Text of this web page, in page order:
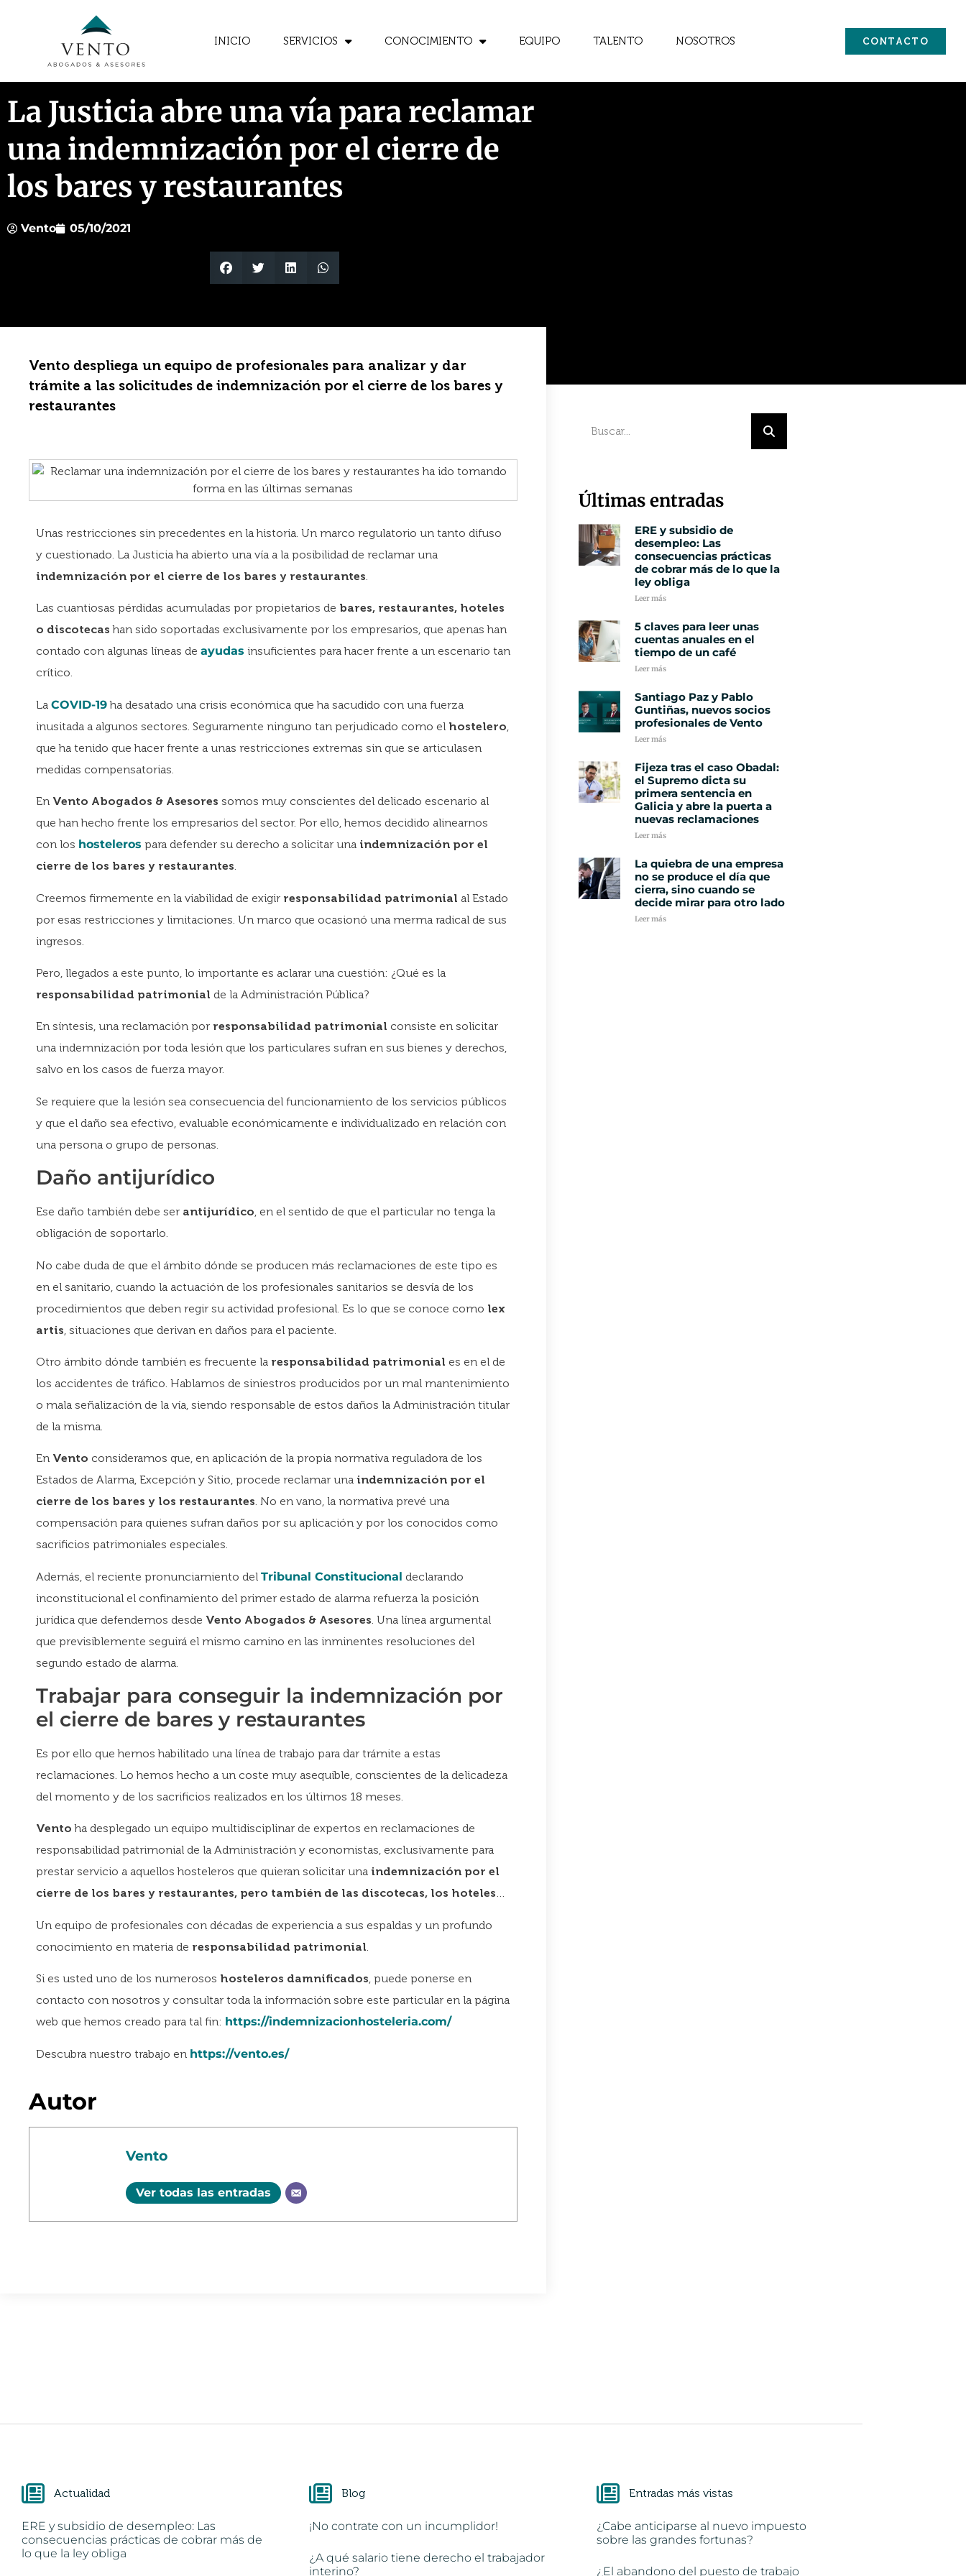
INICIO SERVICIOS CONOCIMIENTO EQUIPO TALENTO NOSOTROS CONTACTO
La Justicia abre una vía para reclamar
una indemnización por el cierre de
los bares y restaurantes
Vento 05/10/2021
Vento despliega un equipo de profesionales para analizar y dar
trámite a las solicitudes de indemnización por el cierre de los bares y
restaurantes
Unas restricciones sin precedentes en la historia. Un marco regulatorio un tanto difuso
y cuestionado. La Justicia ha abierto una vía a la posibilidad de reclamar una
indemnización por el cierre de los bares y restaurantes.
Las cuantiosas pérdidas acumuladas por propietarios de bares, restaurantes, hoteles
o discotecas han sido soportadas exclusivamente por los empresarios, que apenas han
contado con algunas líneas de ayudas insuficientes para hacer frente a un escenario tan
crítico.
La COVID-19ha desatado una crisis económica que ha sacudido con una fuerza
inusitada a algunos sectores. Seguramente ninguno tan perjudicado como el hostelero
que ha tenido que hacer frente a unas restricciones extremas sin que se articulasen
medidas compensatorias.
En Vento Abogados & Asesores somos muy conscientes del delicado escenario al
que han hecho frente los empresarios del sector. Por ello, hemos decidido alinearnos
con los hosteleros para defender su derecho a solicitar una indemnización por el
cierre de los bares y restaurantes.
Creemos firmemente en la viabilidad de exigir responsabilidad patrimonial al Estado
por esas restricciones y limitaciones. Un marco que ocasionó una merma radical de sus
ingresos.
Pero, llegados a este punto, lo importante es aclarar una cuestión: ¿Qué es la
responsabilidad patrimonial de la Administración Pública?
En síntesis, una reclamación por responsabilidad patrimonial consiste en solicitar
una indemnización por toda lesión que los particulares sufran en sus bienes y derechos,
salvo en los casos de fuerza mayor.
Se requiere que la lesión sea consecuencia del funcionamiento de los servicios públicos
y que el daño sea efectivo, evaluable económicamente e individualizado en relación con
una persona o grupo de personas.
Daño antijurídico
Ese daño también debe ser antijurídico, en el sentido de que el particular no tenga la
obligación de soportarlo.
No cabe duda de que el ámbito dónde se producen más reclamaciones de este tipo es
en el sanitario, cuando la actuación de los profesionales sanitarios se desvía de los
procedimientos que deben regir su actividad profesional. Es lo que se conoce como lex
artis , situaciones que derivan en daños para el paciente.
Otro ámbito dónde también es frecuente la responsabilidad patrimonial es en el de
los accidentes de tráfico. Hablamos de siniestros producidos por un mal mantenimiento
o mala señalización de la vía, siendo responsable de estos daños la Administración titular
de la misma.
En Vento consideramos que, en aplicación de la propia normativa reguladora de los
Estados de Alarma, Excepción y Sitio, procede reclamar una indemnización por el
cierre de los bares y los restaurantes. No en vano, la normativa prevé una
compensación para quienes sufran daños por su aplicación y por los conocidos como
sacrificios patrimoniales especiales.
Además, el reciente pronunciamiento del Tribunal Constitucional declarando
inconstitucional el confinamiento del primer estado de alarma refuerza la posición
jurídica que defendemos desde Vento Abogados & Asesores . Una línea argumental
que previsiblemente seguirá el mismo camino en las inminentes resoluciones del
segundo estado de alarma.
Trabajar para conseguir la indemnización por
el cierre de bares y restaurantes
Es por ello que hemos habilitado una línea de trabajo para dar trámite a estas
reclamaciones. Lo hemos hecho a un coste muy asequible, conscientes de la delicadeza
del momento y de los sacrificios realizados en los últimos 18 meses.
Vento ha desplegado un equipo multidisciplinar de expertos en reclamaciones de
responsabilidad patrimonial de la Administración y economistas, exclusivamente para
prestar servicio a aquellos hosteleros que quieran solicitar una indemnización por el
cierre de los bares y restaurantes, pero también de las discotecas, los hoteles…
Un equipo de profesionales con décadas de experiencia a sus espaldas y un profundo
conocimiento en materia de responsabilidad patrimonial.
Si es usted uno de los numerosos hosteleros damnificados, puede ponerse en
contacto con nosotros y consultar toda la información sobre este particular en la página
web que hemos creado para tal fin: https://indemnizacionhosteleria.com/
Descubra nuestro trabajo en https://vento.es/
Autor
Vento
Ver todas las entradas
Últimas entradas
ERE y subsidio de
desempleo: Las
consecuencias prácticas
de cobrar más de lo que la
ley obliga
Leer más
5 claves para leer unas
cuentas anuales en el
tiempo de un café
Leer más
Santiago Paz y Pablo
Guntiñas, nuevos socios
profesionales de Vento
Leer más
Fijeza tras el caso Obadal:
el Supremo dicta su
primera sentencia en
Galicia y abre la puerta a
nuevas reclamaciones
Leer más
La quiebra de una empresa
no se produce el día que
cierra, sino cuando se
decide mirar para otro lado
Leer más
Actualidad
ERE y subsidio de desempleo: Las
consecuencias prácticas de cobrar más de
lo que la ley obliga
Blog
¡No contrate con un incumplidor!
¿A qué salario tiene derecho el trabajador
interino?
Entradas más vistas
¿Cabe anticiparse al nuevo impuesto
sobre las grandes fortunas?
¿El abandono del puesto de trabajo